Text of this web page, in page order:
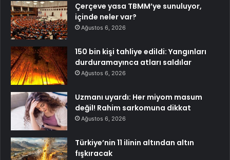
Çerçeve yasa TBMM’ye sunuluyor,
içinde neler var?
Ağustos 6, 2026
150 bin kişi tahliye edildi: Yangınları
durduramayınca atları saldılar
Ağustos 6, 2026
Uzmanı uyardı: Her miyom masum
değil! Rahim sarkomuna dikkat
Ağustos 6, 2026
Türkiye’nin 11 ilinin altından altın
fışkıracak